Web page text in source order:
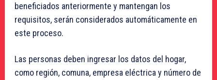
beneficiados anteriormente y mantengan los
requisitos, serán considerados automáticamente en
este proceso.
Las personas deben ingresar los datos del hogar,
como región, comuna, empresa eléctrica y número de